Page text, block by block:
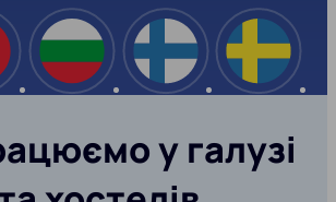
Болгарія Фінляндія Швеція
у галузі